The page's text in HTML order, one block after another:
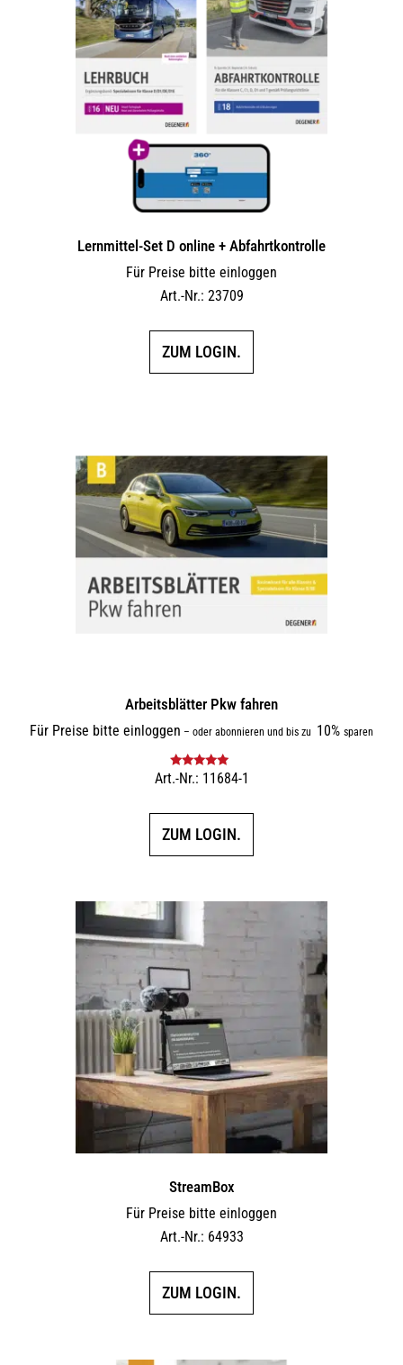
Lernmittel-Set D online + Abfahrtkontrolle
Für Preise bitte einloggen
Art.-Nr.: 23709
ZUM LOGIN.
Arbeitsblätter Pkw fahren
Für Preise bitte einloggen – oder abonnieren und bis zu 10% sparen
Bewertet mit
Art.-Nr.: 11684-1
ZUM LOGIN.
StreamBox
Für Preise bitte einloggen
Art.-Nr.: 64933
ZUM LOGIN.